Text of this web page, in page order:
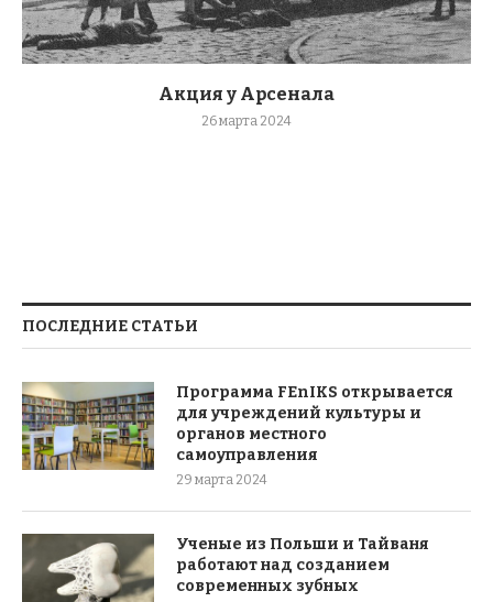
Акция у Арсенала
26 марта 2024
ПОСЛЕДНИЕ СТАТЬИ
Программа FEnIKS открывается
для учреждений культуры и
органов местного
самоуправления
29 марта 2024
Ученые из Польши и Тайваня
работают над созданием
современных зубных